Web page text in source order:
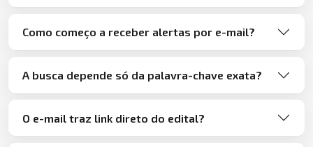
Como começo a receber alertas por e-mail?
A busca depende só da palavra-chave exata?
O e-mail traz link direto do edital?